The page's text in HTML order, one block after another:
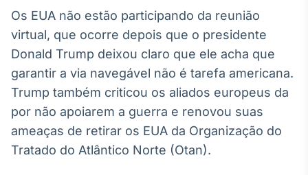
Plataforma para
personalizados
Soluções de Dados
e Conteúdos
Broadcast
negociação de
ativos
Os EUA não estão participando da reunião
virtual, que ocorre depois que o presidente
Donald Trump deixou claro que ele acha que
garantir a via navegável não é tarefa americana.
Trump também criticou os aliados europeus da
por não apoiarem a guerra e renovou suas
ameaças de retirar os EUA da Organização do
Tratado do Atlântico Norte (Otan).